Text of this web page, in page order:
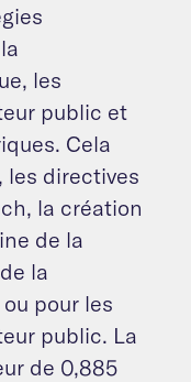
les
public et
Cela
les directives
la création
de la
la
pour les
public. La
de 0,885